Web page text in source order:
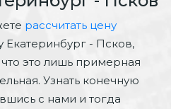
рассчитать цену
Екатеринбург - Псков,
это лишь примерная
Узнать конечную
с нами и тогда